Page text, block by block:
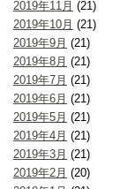
2019年11月 (21)
2019年10月 (21)
2019年9月 (21)
2019年8月 (21)
2019年7月 (21)
2019年6月 (21)
2019年5月 (21)
2019年4月 (21)
2019年3月 (21)
2019年2月 (20)